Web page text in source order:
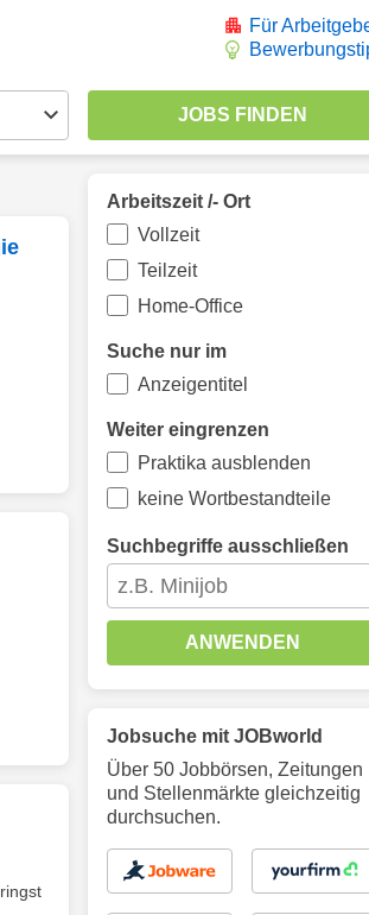
Für
Arbeitszeit /- Ort
Vollzeit
Teilzeit
Home-Office
Suche nur im
Anzeigentitel
Weiter eingrenzen
Praktika ausblenden
keine Wortbestandteile
Suchbegriffe ausschließen
ANWENDEN
Jobsuche mit JOBworld
Über 50 Jobbörsen, Zeitungen
und Stellenmärkte gleichzeitig
durchsuchen.